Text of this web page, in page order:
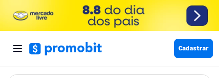
Cadastrar